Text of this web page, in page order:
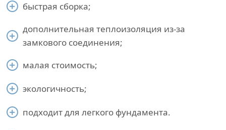
быстрая сборка;
дополнительная теплоизоляция из-за
замкового соединения;
малая стоимость;
экологичность;
подходит для легкого фундамента.